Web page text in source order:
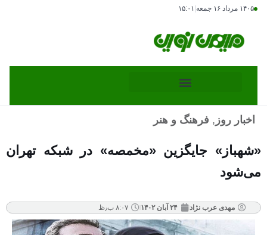
۱۴۰۵ مرداد ۱۶ جمعه ۱۵:۰۱
اخبار روز , فرهنگ و هنر
«شهباز» جایگزین «مخمصه» در شبکه تهران
می‌شود
مهدی عرب نژاد ۲۴ آبان ۱۴۰۲ ۸:۰۷ ب٫ظ